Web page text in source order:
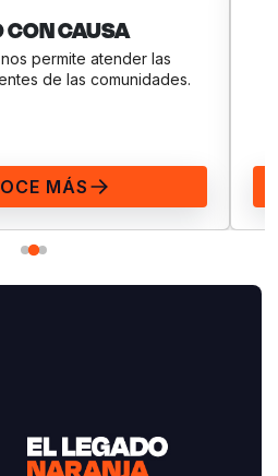
EMERGENCIAS
Tu contribución permite ofrecer
inmediata para la recuperación
CONOCE MÁS